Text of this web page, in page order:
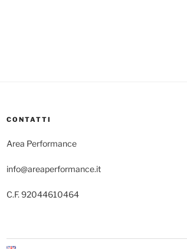
CONTATTI
Area Performance
info@areaperformance.it
C.F. 92044610464